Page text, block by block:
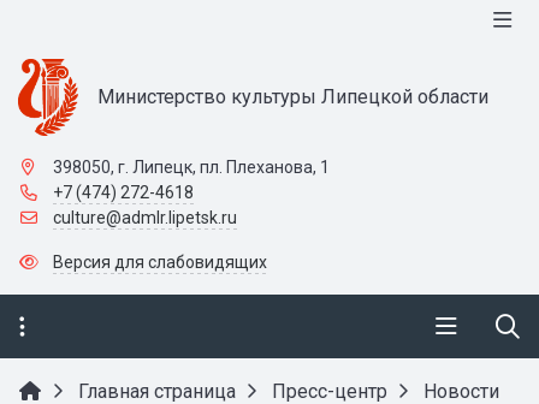
Министерство культуры Липецкой области
398050, г. Липецк, пл. Плеханова, 1
+7 (474) 272-4618
culture@admlr.lipetsk.ru
Версия для слабовидящих
Главная страница Пресс-центр Новости